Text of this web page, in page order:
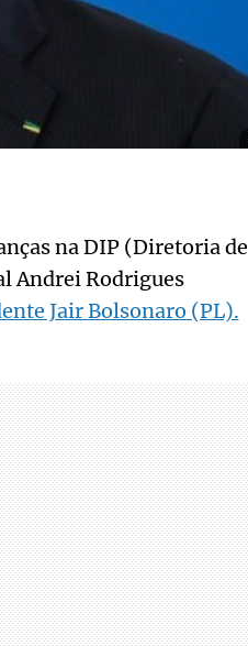
na DIP (Diretoria de
Andrei Rodrigues
Jair Bolsonaro (PL).